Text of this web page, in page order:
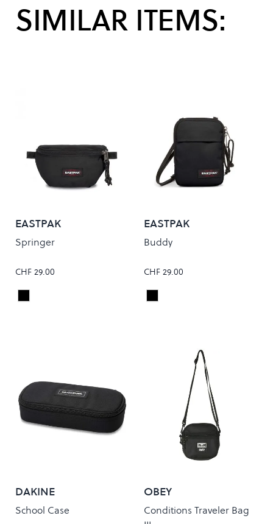
SIMILAR ITEMS:
EASTPAK
Springer
CHF 29.00
Colour
Black
EASTPAK
Buddy
CHF 29.00
Colour
Black
DAKINE
School Case
OBEY
Conditions Traveler Bag